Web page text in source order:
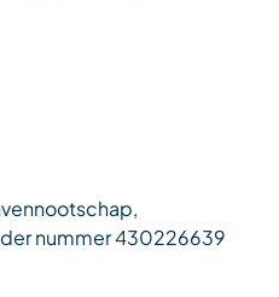
nummer 430226639